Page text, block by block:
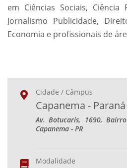
em Ciências Sociais, Ciência
Jornalismo Publicidade,
Economia e profissionais de
Cidade / Câmpus
Capanema - Paraná
Av. Botucaris, 1690,
Capanema - PR
Modalidade